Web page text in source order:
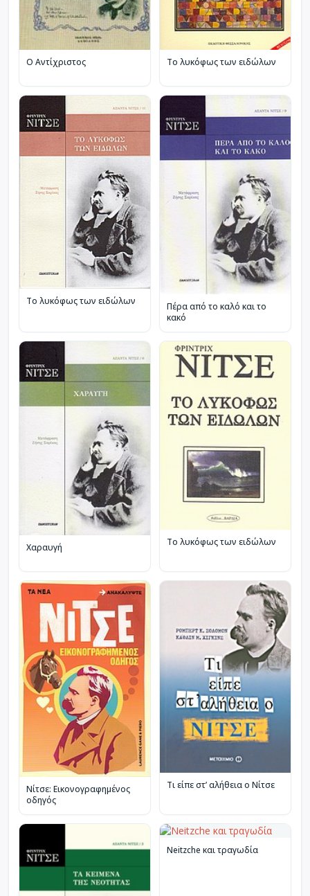
Ο Αντίχριστος Το λυκόφως των ειδώλων
Το λυκόφως των ειδώλων
Πέρα από το καλό και το
κακό
Χαραυγή Το λυκόφως των ειδώλων
Νίτσε: Εικονογραφημένος
οδηγός
Τι είπε στ’ αλήθεια ο Νίτσε
Neitzche και τραγωδία